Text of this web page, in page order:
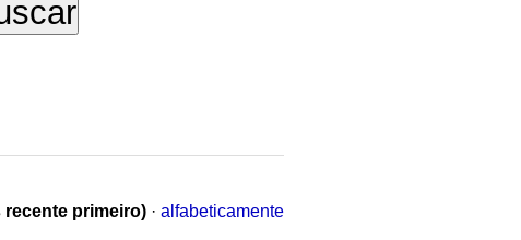
recente primeiro) · alfabeticamente